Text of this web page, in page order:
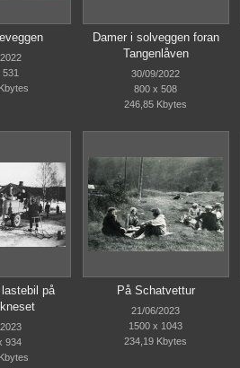
Damer i solveggen foran
Tangenlåven
30/09/2022
800 x 508
246,85 Kbytes
på
934
På Schatvettur
21/06/2023
1500 x 1043
234,19 Kbytes